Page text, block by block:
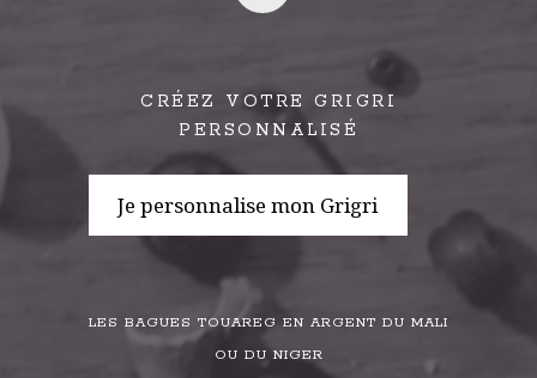
CRÉEZ VOTRE GRIGRI
PERSONNALISÉ
Je personnalise mon Grigri
LES BAGUES TOUAREG EN ARGENT DU MALI
OU DU NIGER